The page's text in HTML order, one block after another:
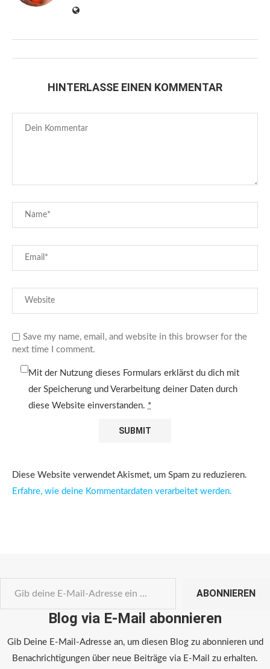
HINTERLASSE EINEN KOMMENTAR
Save my name, email, and website in this browser for the
next time I comment.
Mit der Nutzung dieses Formulars erklärst du dich mit
der Speicherung und Verarbeitung deiner Daten durch
diese Website einverstanden. *
Diese Website verwendet Akismet, um Spam zu reduzieren.
Erfahre, wie deine Kommentardaten verarbeitet werden.
ABONNIEREN
Blog via E-Mail abonnieren
Gib Deine E-Mail-Adresse an, um diesen Blog zu abonnieren und
Benachrichtigungen über neue Beiträge via E-Mail zu erhalten.